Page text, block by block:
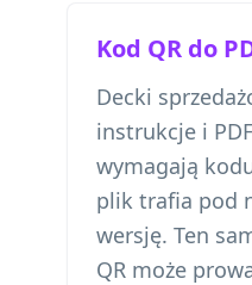
Kod QR do
Decki
instrukcje i
wymagają
plik trafia pod
wersję. Ten
QR może